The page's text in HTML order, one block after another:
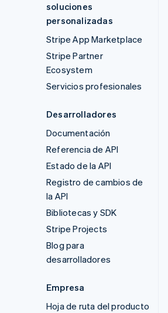
soluciones
personalizadas
Stripe App Marketplace
Stripe Partner
Ecosystem
Servicios profesionales
Desarrolladores
Documentación
Referencia de API
Estado de la API
Registro de cambios de
la API
Bibliotecas y SDK
Stripe Projects
Blog para
desarrolladores
Empresa
Hoja de ruta del producto